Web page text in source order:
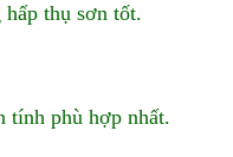
thụ sơn tốt.
tính phù hợp nhất.